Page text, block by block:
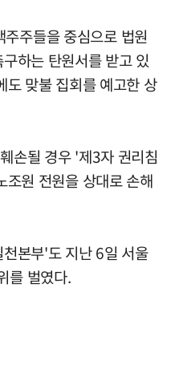
주들을 중심으로 법원
하는 탄원서를 받고 있
맞불 집회를 예고한 상
손될 경우 '제3자 권리침
원 전원을 상대로 손해
본부'도 지난 6일 서울
를 벌였다.